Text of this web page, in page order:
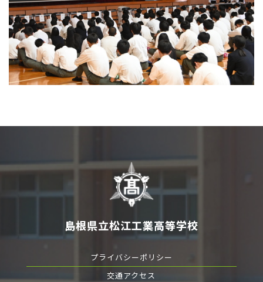
島根県立松江工業高等学校
プライバシーポリシー
交通アクセス